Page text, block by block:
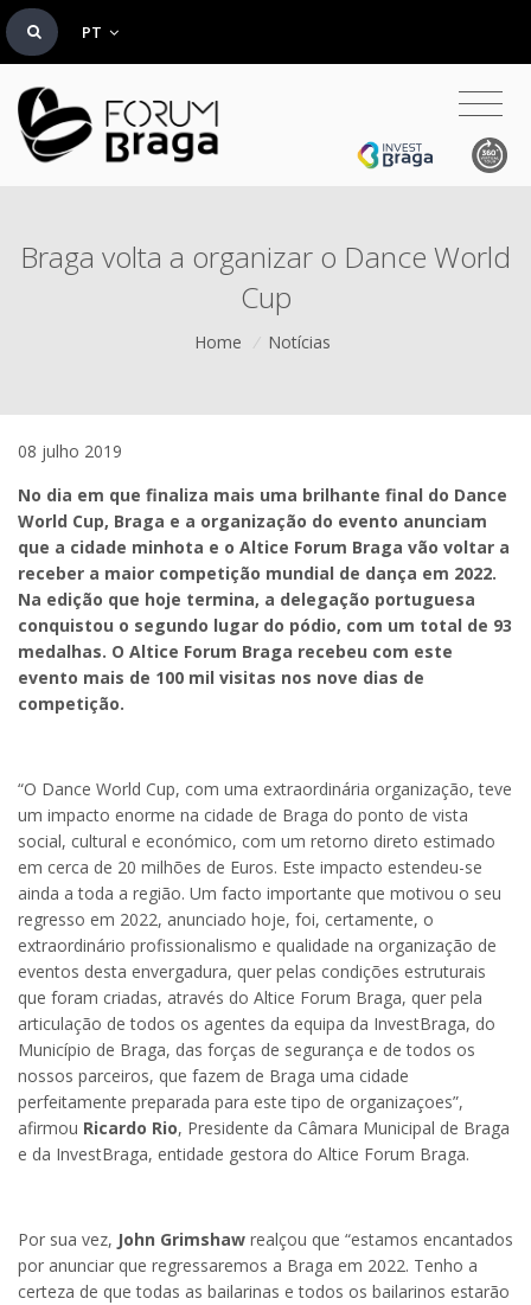
PT
Braga volta a organizar o Dance World
Cup
Home / Notícias
08 julho 2019
No dia em que finaliza mais uma brilhante final do Dance
World Cup, Braga e a organização do evento anunciam
que a cidade minhota e o Altice Forum Braga vão voltar a
receber a maior competição mundial de dança em 2022.
Na edição que hoje termina, a delegação portuguesa
conquistou o segundo lugar do pódio, com um total de 93
medalhas. O Altice Forum Braga recebeu com este
evento mais de 100 mil visitas nos nove dias de
competição.
“O Dance World Cup, com uma extraordinária organização, teve
um impacto enorme na cidade de Braga do ponto de vista
social, cultural e económico, com um retorno direto estimado
em cerca de 20 milhões de Euros. Este impacto estendeu-se
ainda a toda a região. Um facto importante que motivou o seu
regresso em 2022, anunciado hoje, foi, certamente, o
extraordinário profissionalismo e qualidade na organização de
eventos desta envergadura, quer pelas condições estruturais
que foram criadas, através do Altice Forum Braga, quer pela
articulação de todos os agentes da equipa da InvestBraga, do
Município de Braga, das forças de segurança e de todos os
nossos parceiros, que fazem de Braga uma cidade
perfeitamente preparada para este tipo de organizaçoes”,
afirmou Ricardo Rio, Presidente da Câmara Municipal de Braga
e da InvestBraga, entidade gestora do Altice Forum Braga.
Por sua vez, John Grimshaw realçou que “estamos encantados
por anunciar que regressaremos a Braga em 2022. Tenho a
certeza de que todas as bailarinas e todos os bailarinos estarão